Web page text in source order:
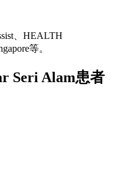
、HEALTH
等。
Seri Alam患者